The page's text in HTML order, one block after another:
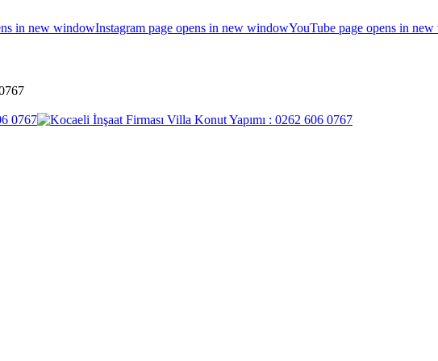
in new windowInstagram page opens in new windowYouTube page opens in